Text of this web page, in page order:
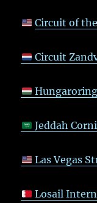
Circuit of
Circuit
Hungaroring
Jeddah
Las Vegas
Losail